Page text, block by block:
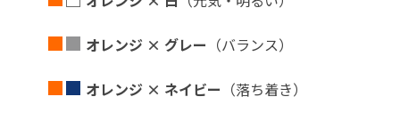
■■ オレンジ × グレー （バランス）
■■ オレンジ × ネイビー （落ち着き）